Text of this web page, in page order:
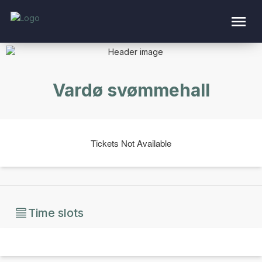
Vardø svømmehall
Tickets Not Available
Time slots